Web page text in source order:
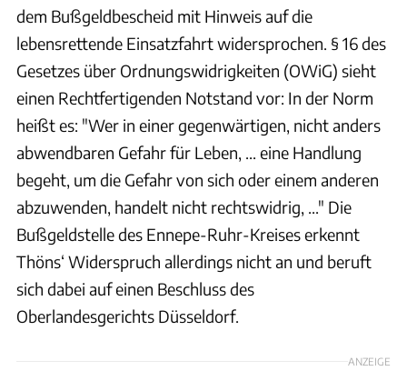
dem Bußgeldbescheid mit Hinweis auf die
lebensrettende Einsatzfahrt widersprochen. § 16 des
Gesetzes über Ordnungswidrigkeiten (OWiG) sieht
einen Rechtfertigenden Notstand vor: In der Norm
heißt es: "Wer in einer gegenwärtigen, nicht anders
abwendbaren Gefahr für Leben, ... eine Handlung
begeht, um die Gefahr von sich oder einem anderen
abzuwenden, handelt nicht rechtswidrig, ..." Die
Bußgeldstelle des Ennepe-Ruhr-Kreises erkennt
Thöns‘ Widerspruch allerdings nicht an und beruft
sich dabei auf einen Beschluss des
Oberlandesgerichts Düsseldorf.
ANZEIGE